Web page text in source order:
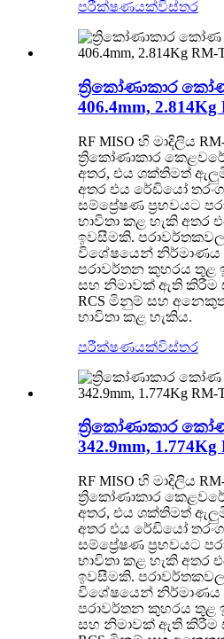
පරීක්ෂණයක්විස්තර
ත්‍රිකෝණාකාර
406.4mm,
RF MISO හි මාදිලිය
ත්‍රිකෝණාකාර
අතර, එය ශක්තිමත්
අතර එය රේඩියෝ
සම්ප්‍රේෂණ ප්‍රභවයට
භාවිතා කළ හැකි අතර
ඉවසීමකි.
විශේෂයෙන් නිර්මාණය
පරාවර්තන කුහරය තුළ
සහ නිමාවක් ඇති කිරීම
RCS මිනුම් සහ
භාවිතා කළ හැකිය.
පරීක්ෂණයක්විස්තර
ත්‍රිකෝණාකාර
342.9mm,
RF MISO හි මාදිලිය
ත්‍රිකෝණාකාර
අතර, එය ශක්තිමත්
අතර එය රේඩියෝ
සම්ප්‍රේෂණ ප්‍රභවයට
භාවිතා කළ හැකි අතර
ඉවසීමකි.
විශේෂයෙන් නිර්මාණය
පරාවර්තන කුහරය තුළ
සහ නිමාවක් ඇති කිරීම